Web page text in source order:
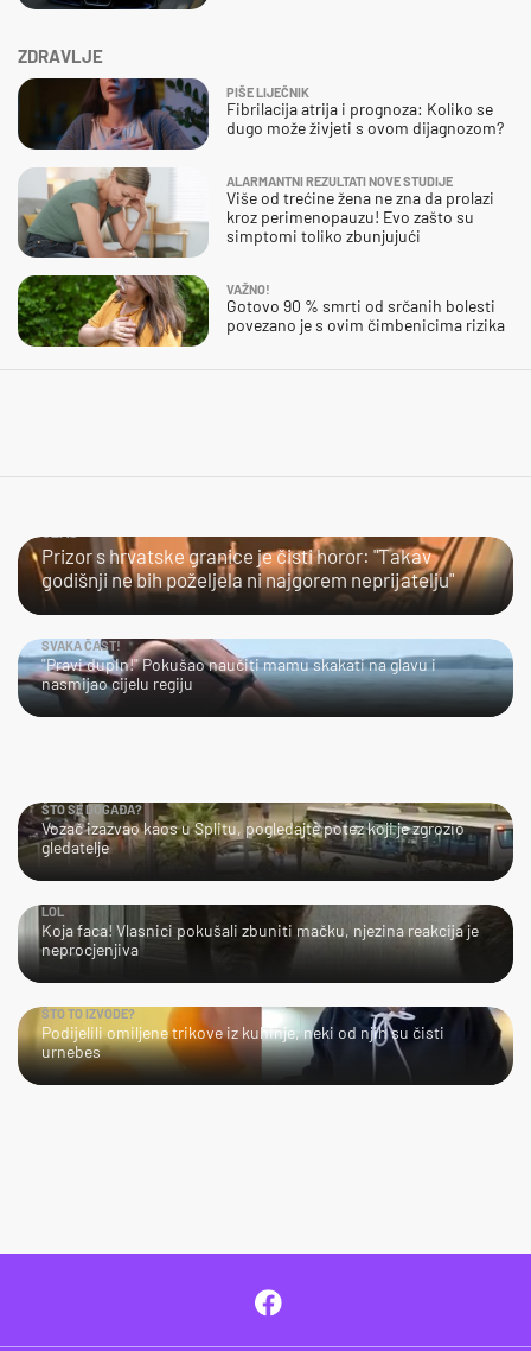
ZDRAVLJE
PIŠE LIJEČNIK
Fibrilacija atrija i prognoza: Koliko se
dugo može živjeti s ovom dijagnozom?
ALARMANTNI REZULTATI NOVE STUDIJE
Više od trećine žena ne zna da prolazi
kroz perimenopauzu! Evo zašto su
simptomi toliko zbunjujući
VAŽNO!
Gotovo 90 % smrti od srčanih bolesti
povezano je s ovim čimbenicima rizika
UŽAS…
Prizor s hrvatske granice je čisti horor: "Takav
godišnji ne bih poželjela ni najgorem neprijatelju"
SVAKA ČAST!
"Pravi dupin!" Pokušao naučiti mamu skakati na glavu i
nasmijao cijelu regiju
ŠTO SE DOGAĐA?
Vozač izazvao kaos u Splitu, pogledajte potez koji je zgrozio
gledatelje
LOL
Koja faca! Vlasnici pokušali zbuniti mačku, njezina reakcija je
neprocjenjiva
ŠTO TO IZVODE?
Podijelili omiljene trikove iz kuhinje, neki od njih su čisti
urnebes